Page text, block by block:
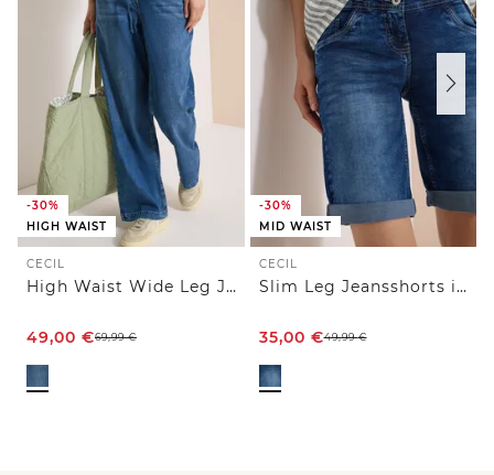
-30%
HIGH WAIST
CECIL
High Waist Wide Leg Jeans im Loose Fit
49,00 €69,99€
-30%
MID WAIST
CECIL
Slim Leg Jeansshorts im Casual Fit
35,00 €49,99€